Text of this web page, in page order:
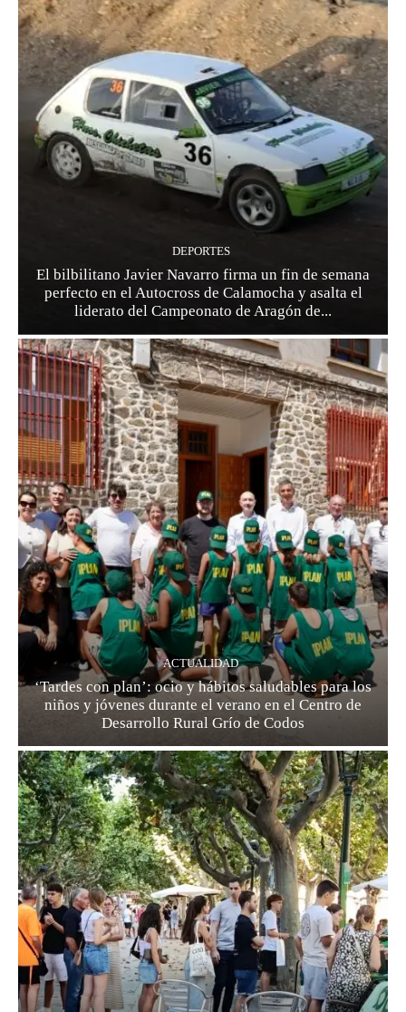
DEPORTES
El bilbilitano Javier Navarro firma un fin de semana
perfecto en el Autocross de Calamocha y asalta el
liderato del Campeonato de Aragón de...
ACTUALIDAD
‘Tardes con plan’: ocio y hábitos saludables para los
niños y jóvenes durante el verano en el Centro de
Desarrollo Rural Grío de Codos